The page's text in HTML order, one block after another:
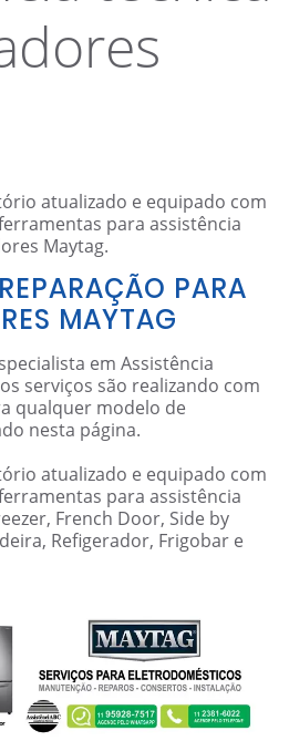
atualizado e equipado com
para assistência
Maytag.
PARA
MAYTAG
em Assistência
serviços são realizando com
qualquer modelo de
nesta página.
atualizado e equipado com
para assistência
French Door, Side by
Refigerador, Frigobar e